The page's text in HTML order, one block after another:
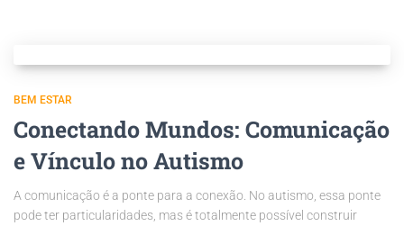
BEM ESTAR
Conectando Mundos: Comunicação
e Vínculo no Autismo
A comunicação é a ponte para a conexão. No autismo, essa ponte
pode ter particularidades, mas é totalmente possível construir